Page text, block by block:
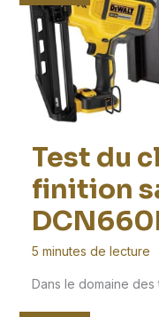
Test du
finition
5 minutes de lecture
Dans le domaine des
outil fiable et